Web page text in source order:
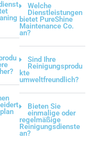
Welche
Dienstleistungen
bietet PureShine
Maintenance Co.
an?
Sind Ihre
Reinigungsprodu
kte
umweltfreundlich?
Bieten Sie
einmalige oder
regelmäßige
Reinigungsdienste
an?